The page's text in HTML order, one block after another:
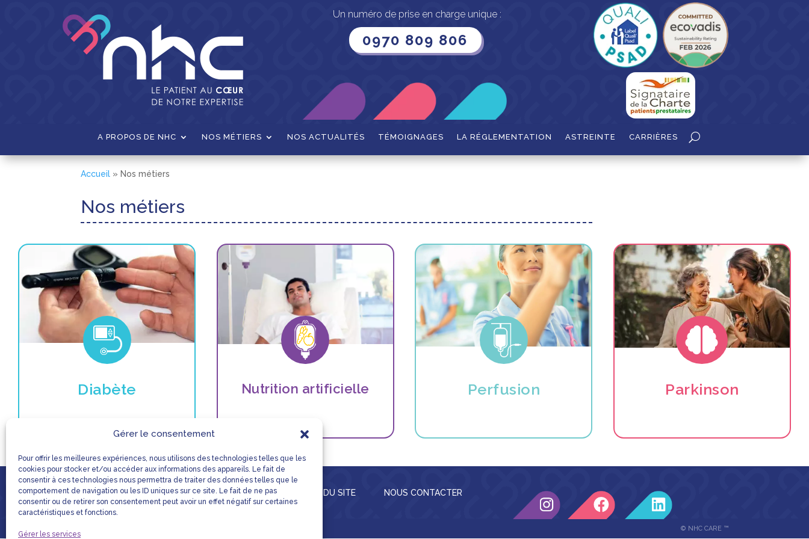
Gérer le consentement
Pour offrir les meilleures expériences, nous utilisons des technologies telles que les
cookies pour stocker et/ou accéder aux informations des appareils. Le fait de
consentir à ces technologies nous permettra de traiter des données telles que le
comportement de navigation ou les ID uniques sur ce site. Le fait de ne pas
consentir ou de retirer son consentement peut avoir un effet négatif sur certaines
caractéristiques et fonctions.
Gérer les services
Un numéro de prise en charge unique :
0970 809 806
A PROPOS DE NHC NOS MÉTIERS NOS ACTUALITÉS TÉMOIGNAGES LA RÉGLEMENTATION ASTREINTE CARRIÈRES
Accueil » Nos métiers
Nos métiers
Diabète Nutrition artificielle Perfusion

Parkinson
LIENS UTILES MENTIONS LÉGALES PLAN DU SITE NOUS CONTACTER
© NHC CARE ™